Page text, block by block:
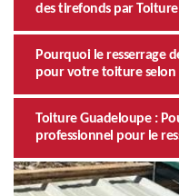
des tirefonds par
Pourquoi le resserrage
pour votre toiture selon
Toiture Guadeloupe :
professionnel pour le